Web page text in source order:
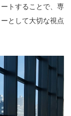
トすることで、専
として大切な視点